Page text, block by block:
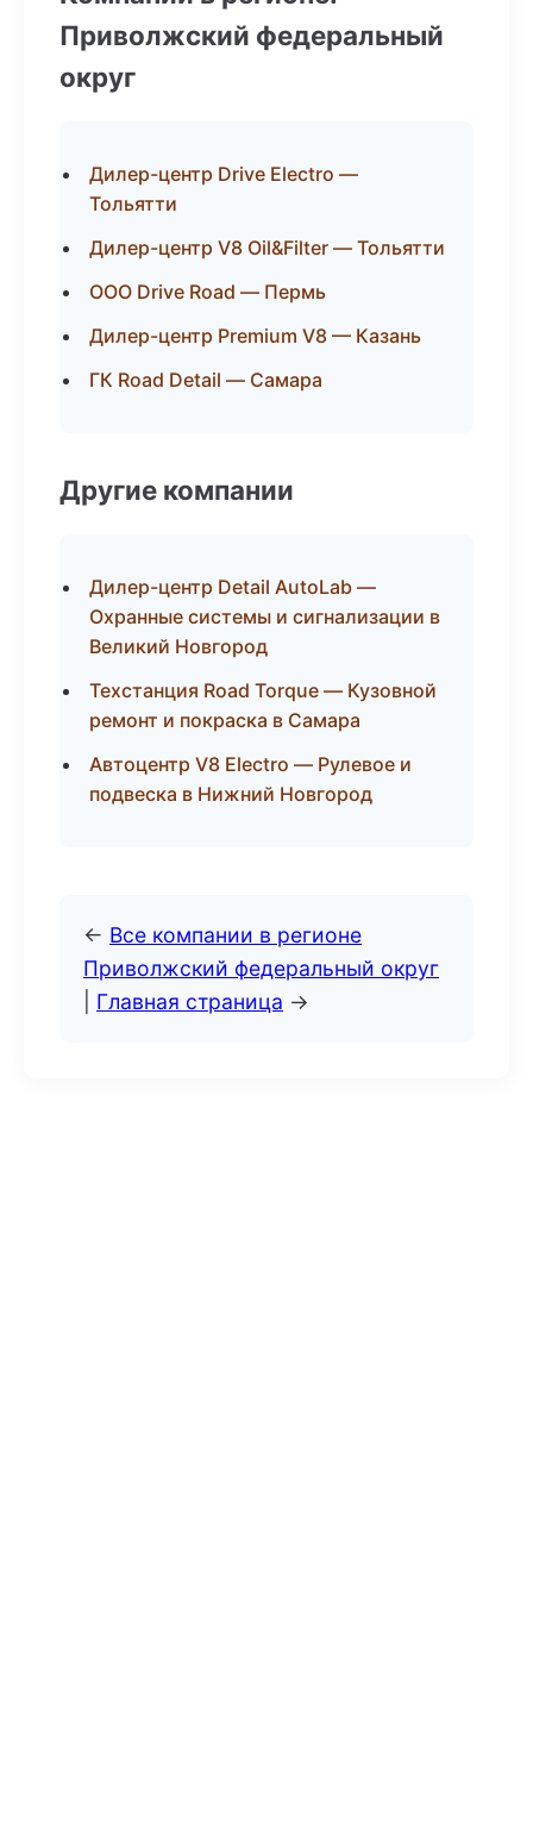
Приволжский федеральный
округ
Дилер-центр Drive Electro —
Тольятти
Дилер-центр V8 Oil&Filter — Тольятти
ООО Drive Road — Пермь
Дилер-центр Premium V8 — Казань
ГК Road Detail — Самара
Другие компании
Дилер-центр Detail AutoLab —
Охранные системы и сигнализации в
Великий Новгород
Техстанция Road Torque — Кузовной
ремонт и покраска в Самара
Автоцентр V8 Electro — Рулевое и
подвеска в Нижний Новгород
← Все компании в регионе
Приволжский федеральный округ
Главная страница →